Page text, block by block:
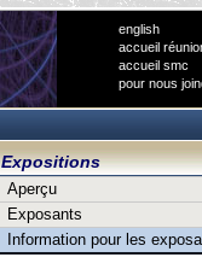
english
accueil
accueil smc
pour nous
Expositions
Aperçu
Exposants
Information pour les